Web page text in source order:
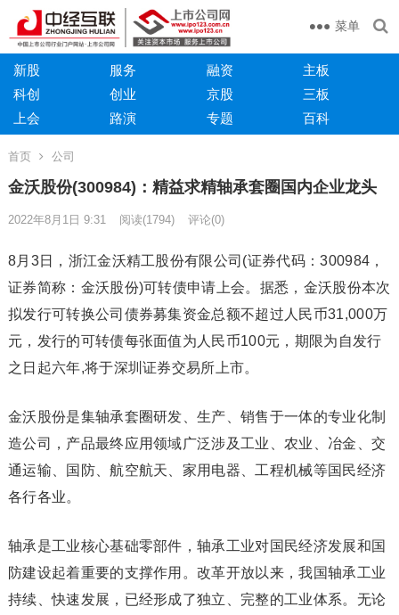
菜单
新股 服务 融资
主板
科创
创业 京股
三板
上会
路演 专题 百科
首页 公司
金沃股份(300984)：精益求精轴承套圈国内企业龙头
2022年8月1日 9:31 阅读(1794) 评论(0)
8月3日，浙江金沃精工股份有限公司(证券代码：300984，
证券简称：金沃股份)可转债申请上会。据悉，金沃股份本次
拟发行可转换公司债券募集资金总额不超过人民币31,000万
元，发行的可转债每张面值为人民币100元，期限为自发行
之日起六年,将于深圳证券交易所上市。
金沃股份是集轴承套圈研发、生产、销售于一体的专业化制
造公司，产品最终应用领域广泛涉及工业、农业、冶金、交
通运输、国防、航空航天、家用电器、工程机械等国民经济
各行各业。
轴承是工业核心基础零部件，轴承工业对国民经济发展和国
防建设起着重要的支撑作用。改革开放以来，我国轴承工业
持续、快速发展，已经形成了独立、完整的工业体系。无论